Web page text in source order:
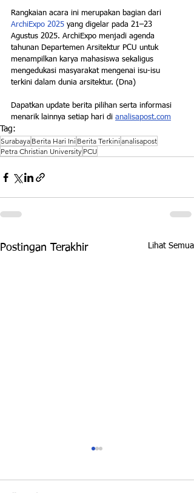
Rangkaian acara ini merupakan bagian dari
ArchiExpo 2025 yang digelar pada 21–23
Agustus 2025. ArchiExpo menjadi agenda
tahunan Departemen Arsitektur PCU untuk
menampilkan karya mahasiswa sekaligus
mengedukasi masyarakat mengenai isu-isu
terkini dalam dunia arsitektur. (Dna)
Dapatkan update berita pilihan serta informasi
menarik lainnya setiap hari di analisapost.com
Tag:
Surabaya Berita Hari Ini Berita Terkini analisapost
Petra Christian University PCU
Postingan Terakhir Lihat Semua